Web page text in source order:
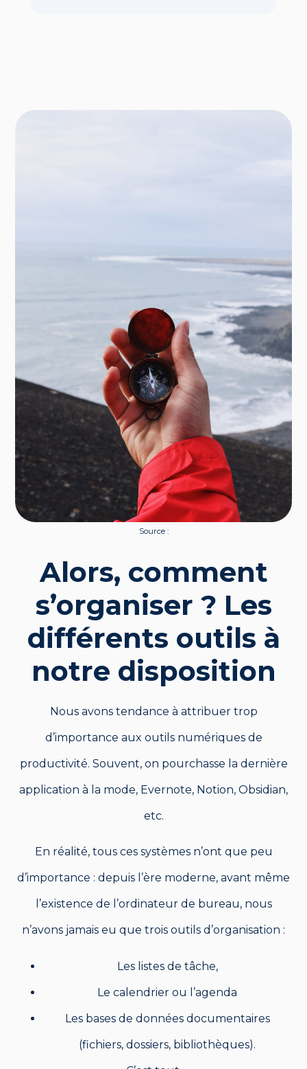
Source :
Alors, comment
s’organiser ? Les
différents outils à
notre disposition
Nous avons tendance à attribuer trop
d’importance aux outils numériques de
productivité. Souvent, on pourchasse la dernière
application à la mode, Evernote, Notion, Obsidian,
etc.
En réalité, tous ces systèmes n’ont que peu
d’importance : depuis l’ère moderne, avant même
l’existence de l’ordinateur de bureau, nous
n’avons jamais eu que trois outils d’organisation :
Les listes de tâche,
Le calendrier ou l’agenda
Les bases de données documentaires
(fichiers, dossiers, bibliothèques).